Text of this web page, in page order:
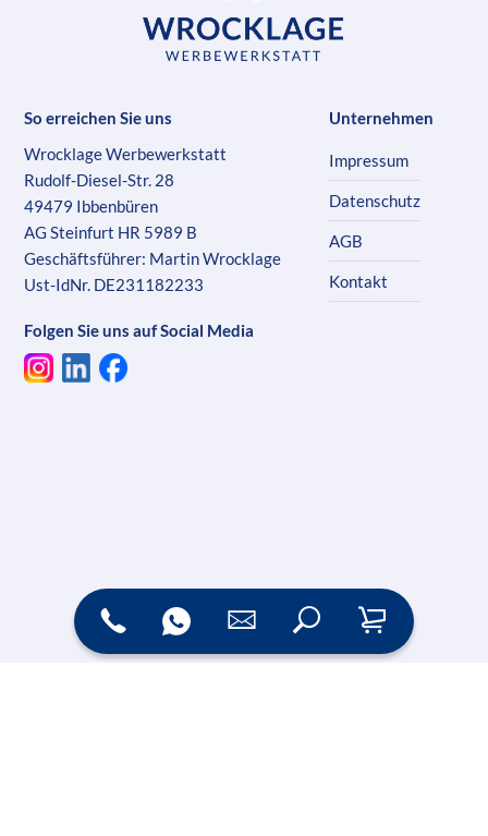
So erreichen Sie uns
Wrocklage Werbewerkstatt
Rudolf-Diesel-Str. 28
49479 Ibbenbüren
AG Steinfurt HR 5989 B
Geschäftsführer: Martin Wrocklage
Ust-IdNr. DE231182233
Folgen Sie uns auf Social Media
Unternehmen
Impressum
Datenschutz
AGB
Kontakt